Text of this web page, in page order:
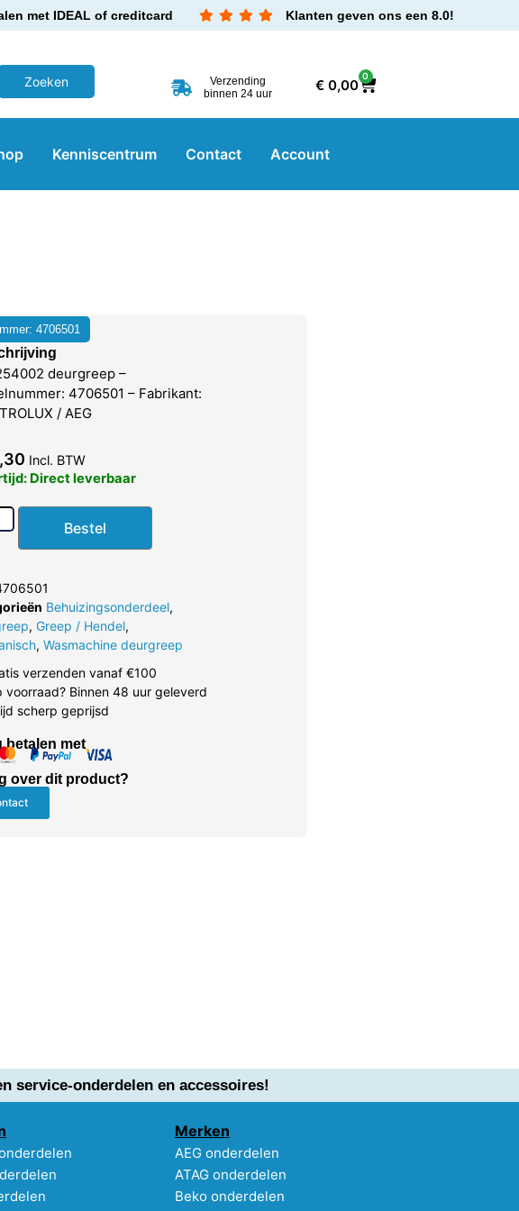
met IDEAL of creditcard Klanten geven ons een 8.0!
Verzending
binnen 24 uur
€0,00
0
Kenniscentrum Contact Account
4706501
deurgreep –
4706501 – Fabrikant:
/ AEG
Incl. BTW
Direct leverbaar
Bestel
Behuizingsonderdeel,
, Greep / Hendel,
, Wasmachine deurgreep
verzenden vanaf €100
voorraad? Binnen 48 uur geleverd
scherp geprijsd
betalen met
over dit product?
service-onderdelen en accessoires!
Merken
AEG onderdelen
ATAG onderdelen
Beko onderdelen